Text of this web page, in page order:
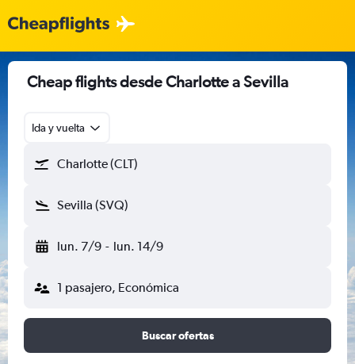
Cheap flights desde Charlotte a Sevilla
Ida y vuelta
Charlotte (CLT)
Sevilla (SVQ)
lun. 7/9 - lun. 14/9
1 pasajero, Económica
Buscar ofertas